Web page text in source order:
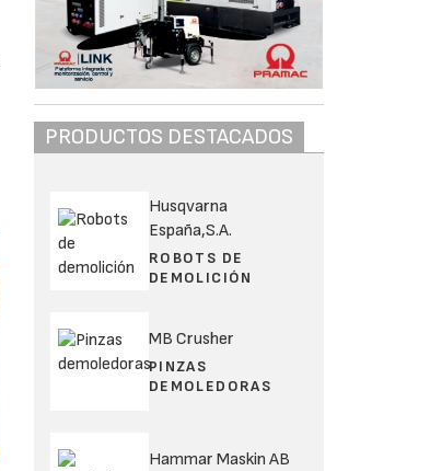
PRODUCTOS DESTACADOS
Husqvarna
España,S.A.
ROBOTS DE
DEMOLICIÓN
MB Crusher
PINZAS
DEMOLEDORAS
Hammar Maskin AB